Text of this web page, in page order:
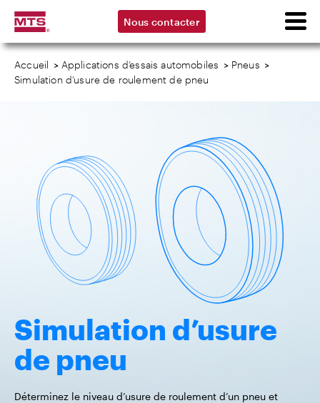
Nous contacter
Accueil > Applications d’essais automobiles > Pneus >
Simulation d’usure de roulement de pneu
Simulation d’usure
de pneu
Déterminez le niveau d’usure de roulement d’un pneu et